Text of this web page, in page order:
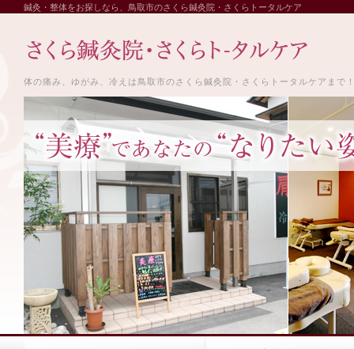
鍼灸・整体をお探しなら、鳥取市のさくら鍼灸院・さくらトータルケア
体の痛み、ゆがみ、冷えは鳥取市のさくら鍼灸院・さくらトータルケアまで